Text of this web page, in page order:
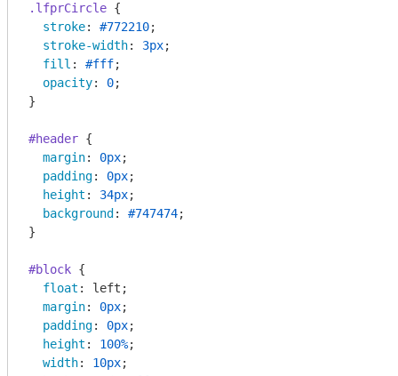
.lfprCircle {
stroke: #772210;
stroke-width: 3px;
fill : #fff;
opacity: 0;
}
#header {
margin: 0px;
padding: 0px;
height : 34px;
background : #747474;
}
#block {
float : left;
margin: 0px;
padding: 0px;
height : 100%;
width: 10px;